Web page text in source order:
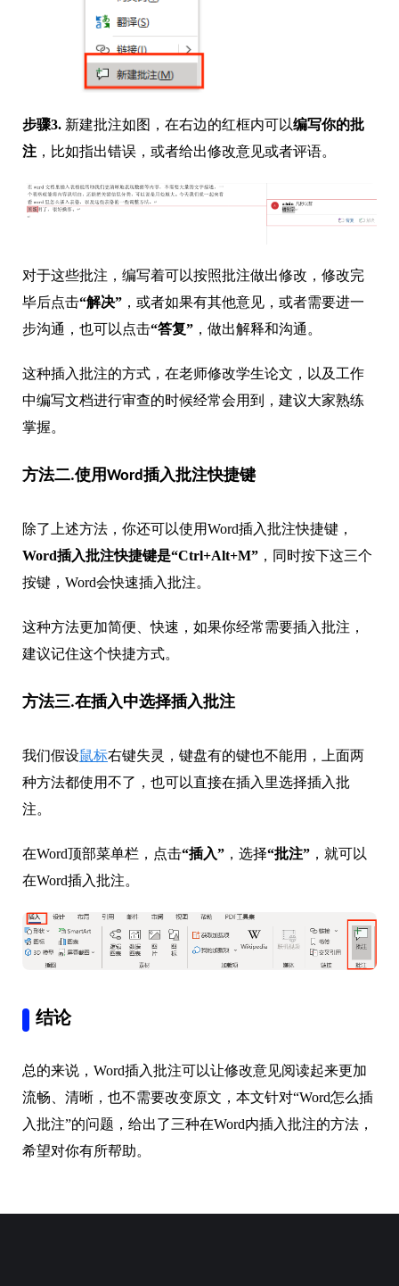
步骤3. 新建批注如图，在右边的红框内可以编写你的批
注 ，比如指出错误，或者给出修改意见或者评语。
对于这些批注，编写着可以按照批注做出修改，修改完
毕后点击“解决” ，或者如果有其他意见，或者需要进一
步沟通，也可以点击“答复” ，做出解释和沟通。
这种插入批注的方式，在老师修改学生论文，以及工作
中编写文档进行审查的时候经常会用到，建议大家熟练
掌握。
方法二.使用Word插入批注快捷键
除了上述方法，你还可以使用Word插入批注快捷键，
Word插入批注快捷键是“Ctrl+Alt+M” ，同时按下这三个
按键，Word会快速插入批注。
这种方法更加简便、快速，如果你经常需要插入批注，
建议记住这个快捷方式。
方法三.在插入中选择插入批注
我们假设鼠标右键失灵，键盘有的键也不能用，上面两
种方法都使用不了，也可以直接在插入里选择插入批
注。
在Word顶部菜单栏，点击“插入” ，选择“批注” ，就可以
在Word插入批注。
结论
总的来说，Word插入批注可以让修改意见阅读起来更加
流畅、清晰，也不需要改变原文，本文针对“Word怎么插
入批注”的问题，给出了三种在Word内插入批注的方法，
希望对你有所帮助。